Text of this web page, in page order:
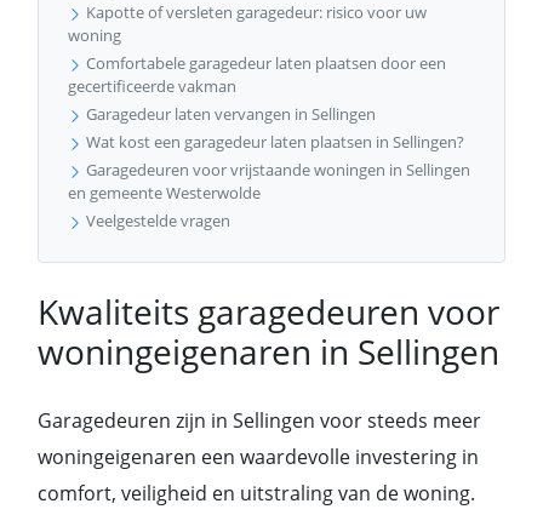
Kapotte of versleten garagedeur: risico voor uw
woning
Comfortabele garagedeur laten plaatsen door een
gecertificeerde vakman
Garagedeur laten vervangen in Sellingen
Wat kost een garagedeur laten plaatsen in Sellingen?
Garagedeuren voor vrijstaande woningen in Sellingen
en gemeente Westerwolde
Veelgestelde vragen
Kwaliteits garagedeuren voor
woningeigenaren in Sellingen
Garagedeuren zijn in Sellingen voor steeds meer
woningeigenaren een waardevolle investering in
comfort, veiligheid en uitstraling van de woning.